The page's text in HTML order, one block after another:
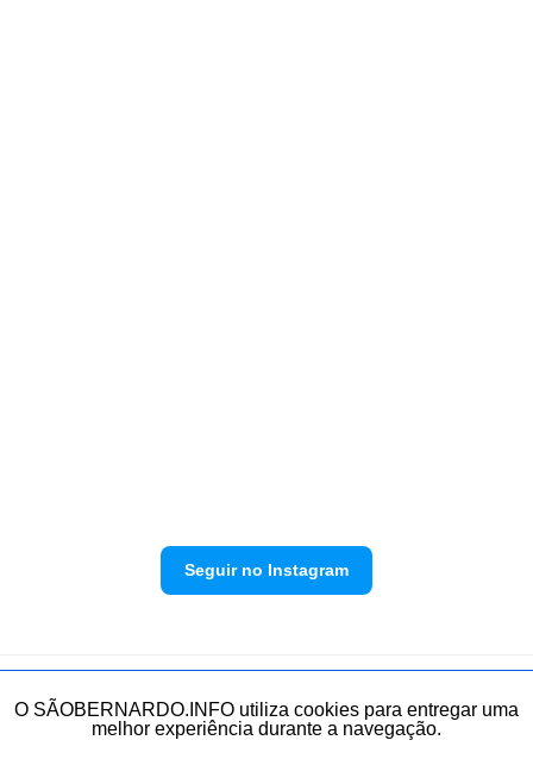
Seguir no Instagram
Política de privacidade Envie sua denúncia
O SÃOBERNARDO.INFO utiliza cookies para entregar uma
melhor experiência durante a navegação.